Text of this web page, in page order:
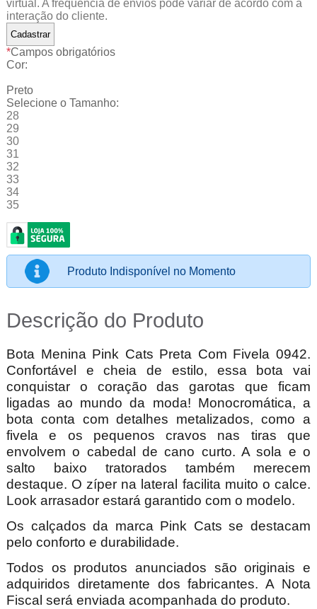
virtual. A frequência de envios pode variar de acordo com a
interação do cliente.
*Campos obrigatórios
Cor:
Preto
Selecione o Tamanho:
28
29
30
31
32
33
34
35
Produto Indisponível no Momento
Descrição do Produto
Bota Menina Pink Cats Preta Com Fivela 0942.
Confortável e cheia de estilo, essa bota vai
conquistar o coração das garotas que ficam
ligadas ao mundo da moda! Monocromática, a
bota conta com detalhes metalizados, como a
fivela e os pequenos cravos nas tiras que
envolvem o cabedal de cano curto. A sola e o
salto baixo tratorados também merecem
destaque. O zíper na lateral facilita muito o calce.
Look arrasador estará garantido com o modelo.
Os calçados da marca Pink Cats se destacam
pelo conforto e durabilidade.
Todos os produtos anunciados são originais e
adquiridos diretamente dos fabricantes. A Nota
Fiscal será enviada acompanhada do produto.